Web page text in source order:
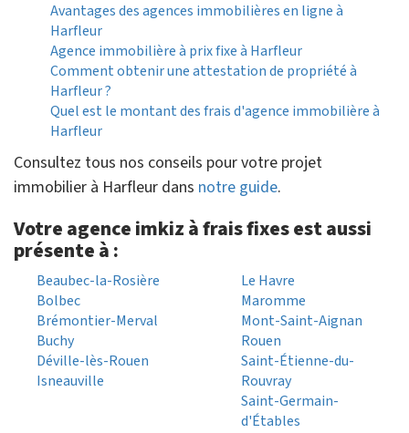
Avantages des agences immobilières en ligne à
Harfleur
Agence immobilière à prix fixe à Harfleur
Comment obtenir une attestation de propriété à
Harfleur ?
Quel est le montant des frais d'agence immobilière à
Harfleur
Consultez tous nos conseils pour votre projet
immobilier à Harfleur dans notre guide.
Votre agence imkiz à frais fixes est aussi
présente à :
Beaubec-la-Rosière
Bolbec
Brémontier-Merval
Buchy
Déville-lès-Rouen
Isneauville
Le Havre
Maromme
Mont-Saint-Aignan
Rouen
Saint-Étienne-du-
Rouvray
Saint-Germain-
d'Étables